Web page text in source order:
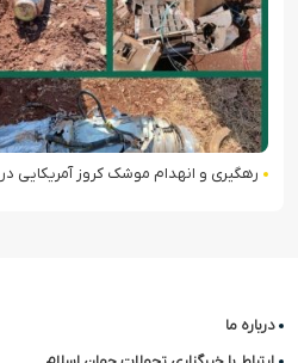
رهگیری و انهدام موشک کروز آمریکایی
درباره ما